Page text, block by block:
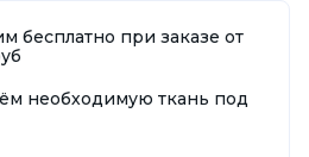
бесплатно при заказе от
необходимую ткань под